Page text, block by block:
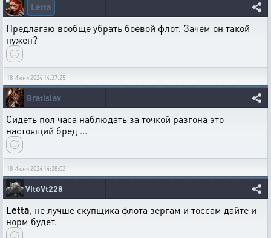
Letta
Предлагаю вообще убрать боевой флот. Зачем он такой
нужен?
18 Июня 2024 14:37:25
Bratislav
Сидеть пол часа наблюдать за точкой разгона это
настоящий бред ...
18 Июня 2024 14:38:02
VitoVt228
Letta , не лучше скупщика флота зергам и тоссам дайте и
норм будет.